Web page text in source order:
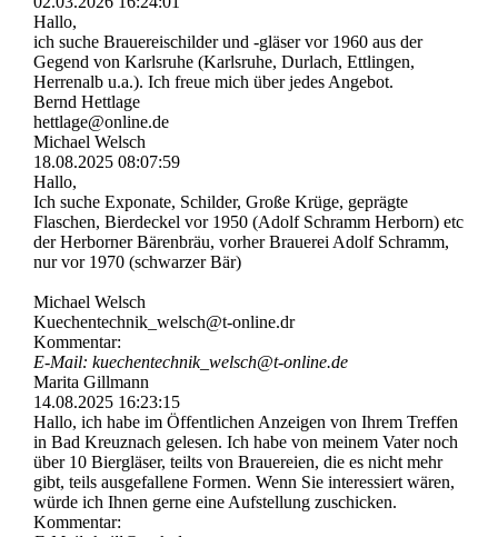
Hallo,
ich suche Brauereischilder und -gläser vor 1960 aus der
Gegend von Karlsruhe (Karlsruhe, Durlach, Ettlingen,
Herrenalb u.a.). Ich freue mich über jedes Angebot.
Bernd Hettlage
hettlage@online.de
Michael Welsch
18.08.2025 08:07:59
Hallo,
Ich suche Exponate, Schilder, Große Krüge, geprägte
Flaschen, Bierdeckel vor 1950 (Adolf Schramm Herborn) etc
der Herborner Bärenbräu, vorher Brauerei Adolf Schramm,
nur vor 1970 (schwarzer Bär)
Michael Welsch
Kuechentechnik_­welsch@­t-­online.­dr
Kommentar:
E-Mail: kuechentechnik_­welsch@­t-­online.­de
Marita Gillmann
14.08.2025 16:23:15
Hallo, ich habe im Öffentlichen Anzeigen von Ihrem Treffen
in Bad Kreuznach gelesen. Ich habe von meinem Vater noch
über 10 Biergläser, teilts von Brauereien, die es nicht mehr
gibt, teils ausgefallene Formen. Wenn Sie interessiert wären,
würde ich Ihnen gerne eine Aufstellung zuschicken.
Kommentar: